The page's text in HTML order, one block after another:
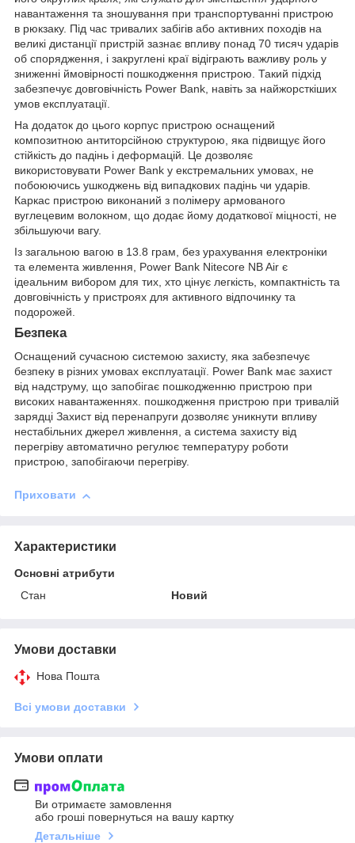
навантаження та зношування при транспортуванні пристрою
в рюкзаку. Під час тривалих забігів або активних походів на
великі дистанції пристрій зазнає впливу понад 70 тисяч ударів
об спорядження, і закруглені краї відіграють важливу роль у
зниженні ймовірності пошкодження пристрою. Такий підхід
забезпечує довговічність Power Bank, навіть за найжорсткіших
умов експлуатації.
На додаток до цього корпус пристрою оснащений
композитною антиторсійною структурою, яка підвищує його
стійкість до падінь і деформацій. Це дозволяє
використовувати Power Bank у екстремальних умовах, не
побоюючись ушкоджень від випадкових падінь чи ударів.
Каркас пристрою виконаний з полімеру армованого
вуглецевим волокном, що додає йому додаткової міцності, не
збільшуючи вагу.
Із загальною вагою в 13.8 грам, без урахування електроніки
та елемента живлення, Power Bank Nitecore NB Air є
ідеальним вибором для тих, хто цінує легкість, компактність та
довговічність у пристроях для активного відпочинку та
подорожей.
Безпека
Оснащений сучасною системою захисту, яка забезпечує
безпеку в різних умовах експлуатації. Power Bank має захист
від надструму, що запобігає пошкодженню пристрою при
високих навантаженнях. пошкодження пристрою при тривалій
зарядці Захист від перенапруги дозволяє уникнути впливу
нестабільних джерел живлення, а система захисту від
перегріву автоматично регулює температуру роботи
пристрою, запобігаючи перегріву.
Приховати
Характеристики
Основні атрибути
Стан
Новий
Умови доставки
Нова Пошта
Всі умови доставки
Умови оплати
Ви отримаєте замовлення
або гроші повернуться на вашу картку
Детальніше